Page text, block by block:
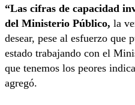
“Las cifras de capacidad
del Ministerio Público, la
desear, pese al esfuerzo que
estado trabajando con el
que tenemos los peores
agregó.